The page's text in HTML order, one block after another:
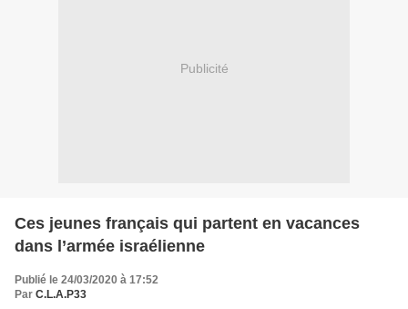
Publicité
Ces jeunes français qui partent en vacances
dans l’armée israélienne
Publié le 24/03/2020 à 17:52
Par C.L.A.P33